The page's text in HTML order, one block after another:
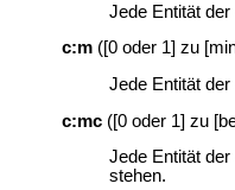
Jede Entität
c:m([0 oder 1] zu
Jede Entität
c:mc([0 oder 1] zu
Jede Entität
stehen.